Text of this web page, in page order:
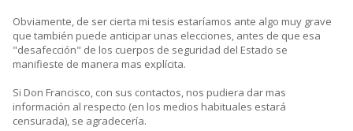
Obviamente, de ser cierta mi tesis estaríamos ante algo muy grave
que también puede anticipar unas elecciones, antes de que esa
"desafección" de los cuerpos de seguridad del Estado se
manifieste de manera mas explícita.
Si Don Francisco, con sus contactos, nos pudiera dar mas
información al respecto (en los medios habituales estará
censurada), se agradecería.